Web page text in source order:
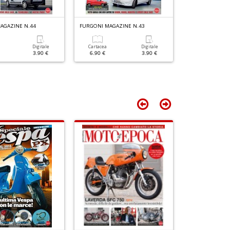
N.44
Digitale
3.90 €
FURGONI MAGAZINE N.43
Cartacea
6.90 €
Digitale
3.90 €